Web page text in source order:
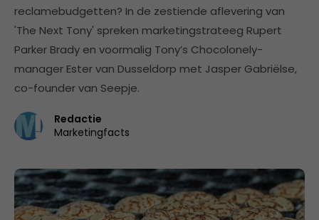
reclamebudgetten? In de zestiende aflevering van
'The Next Tony' spreken marketingstrateeg Rupert
Parker Brady en voormalig Tony’s Chocolonely-
manager Ester van Dusseldorp met Jasper Gabriëlse,
co-founder van Seepje.
Redactie
Marketingfacts